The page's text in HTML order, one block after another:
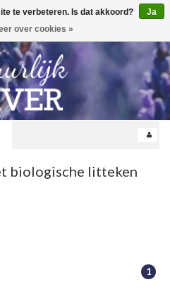
0
biologische litteken
1
te verbeteren. Is dat akkoord?
Ja
over cookies »